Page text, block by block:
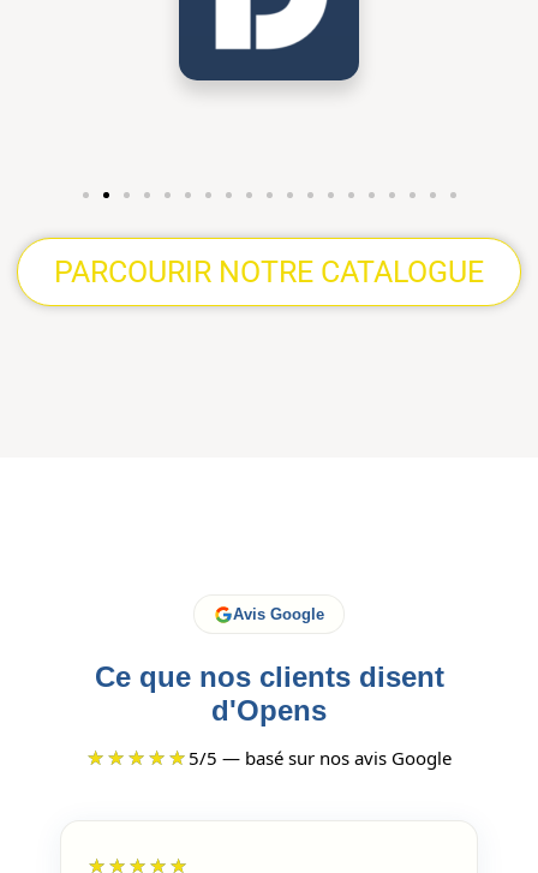
PARCOURIR NOTRE CATALOGUE
Avis Google
Ce que nos clients disent
d'Opens
★★★★★ 5/5 — basé sur nos avis Google
★★★★★